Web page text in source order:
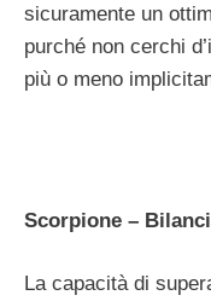
sicuramente un
purché non cerchi
più o meno
Scorpione –
La capacità di